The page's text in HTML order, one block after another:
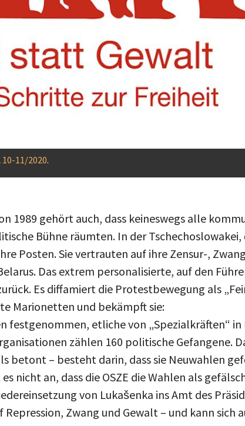
10-11/2020.
1989 gehört auch, dass keineswegs alle
Bühne räumten. In der
Posten. Sie vertrauten auf ihre Zensur-,
Das extrem personalisierte, auf den
Es diffamiert die Protestbewegung als
Marionetten und bekämpft sie:
festgenommen, etliche von „Spezialkräften“
zählen 160 politische Gefangene.
betont – besteht darin, dass sie Neuwahlen
nicht an, dass die OSZE die Wahlen als
von Lukašenka ins Amt des
Zwang und Gewalt – und kann sich